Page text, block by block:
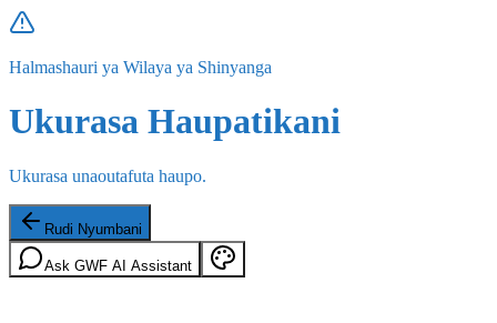
Halmashauri ya Wilaya ya Shinyanga
Ukurasa Haupatikani
Ukurasa unaoutafuta haupo.
Rudi Nyumbani
Ask GWF AI Assistant